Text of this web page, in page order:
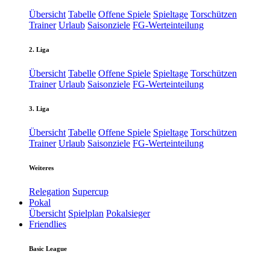
Übersicht Tabelle Offene Spiele Spieltage Torschützen
Trainer Urlaub Saisonziele FG-Werteinteilung
2. Liga
Übersicht Tabelle Offene Spiele Spieltage Torschützen
Trainer Urlaub Saisonziele FG-Werteinteilung
3. Liga
Übersicht Tabelle Offene Spiele Spieltage Torschützen
Trainer Urlaub Saisonziele FG-Werteinteilung
Weiteres
Relegation Supercup
Pokal
Übersicht Spielplan Pokalsieger
Friendlies
Basic League